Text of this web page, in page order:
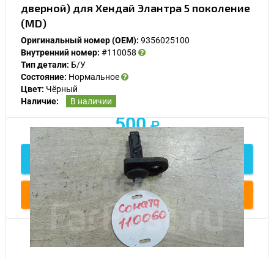
дверной) для Хендай Элантра 5 поколение
(MD)
Оригинальный номер (OEM): 9356025100
Внутренний номер: #110058
Тип детали: Б/У
Состояние: Нормальное
Цвет: Чёрный
Наличие:
В наличии
500
Подробнее
Купить